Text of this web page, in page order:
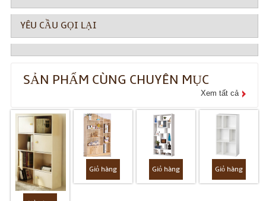
YÊU CẦU GỌI LẠI
SẢN PHẨM CÙNG CHUYÊN MỤC
Xem tất cả
Giỏ hàng Giỏ hàng Giỏ hàng